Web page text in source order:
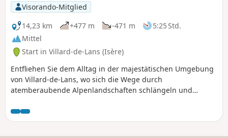
Visorando-Mitglied
14,23 km
+477 m -471 m
5:25 Std.
Mittel
Start in Villard-de-Lans (Isère)
Entfliehen Sie dem Alltag in der majestätischen Umgebung
von Villard-de-Lans, wo sich die Wege durch
atemberaubende Alpenlandschaften schlängeln und
bieten. Ob Sie ein ergehener Wanderer sind oder einen
gemütlichen Spaziergang suchen, jeder Schritt offenbart